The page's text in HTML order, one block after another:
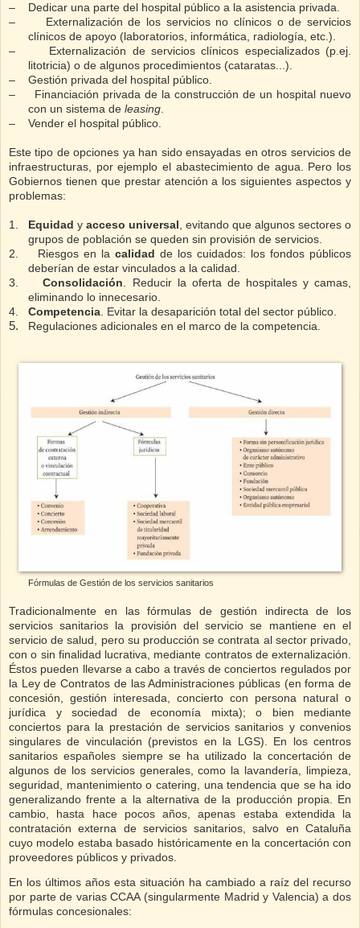
–
Dedicar una parte del hospital público a la asistencia privada.
–
Externalización de los servicios no clínicos o de servicios
clínicos de apoyo (laboratorios, informática, radiología, etc.).
–
Externalización de servicios clínicos especializados (p.ej.
litotricia) o de algunos procedimientos (cataratas...).
–
Gestión privada del hospital público.
–
Financiación privada de la construcción de un hospital nuevo
con un sistema de leasing.
–
Vender el hospital público.
Este tipo de opciones ya han sido ensayadas en otros servicios de
infraestructuras, por ejemplo el abastecimiento de agua. Pero los
Gobiernos tienen que prestar atención a los siguientes aspectos y
problemas:
1. Equidad y acceso universal, evitando que algunos sectores o
grupos de población se queden sin provisión de servicios.
2.
Riesgos en la calidad de los cuidados: los fondos públicos
deberían de estar vinculados a la calidad.
3.
Consolidación. Reducir la oferta de hospitales y camas,
eliminando lo innecesario.
4.
Competencia. Evitar la desaparición total del sector público.
5.
Regulaciones adicionales en el marco de la competencia.
Fórmulas de Gestión de los servicios sanitarios
Tradicionalmente en las fórmulas de gestión indirecta de los
servicios sanitarios la provisión del servicio se mantiene en el
servicio de salud, pero su producción se contrata al sector privado,
con o sin finalidad lucrativa, mediante contratos de externalización.
Éstos pueden llevarse a cabo a través de conciertos regulados por
la Ley de Contratos de las Administraciones públicas (en forma de
concesión, gestión interesada, concierto con persona natural o
jurídica y sociedad de economía mixta); o bien mediante
conciertos para la prestación de servicios sanitarios y convenios
singulares de vinculación (previstos en la LGS). En los centros
sanitarios españoles siempre se ha utilizado la concertación de
algunos de los servicios generales, como la lavandería, limpieza,
seguridad, mantenimiento o catering, una tendencia que se ha ido
generalizando frente a la alternativa de la producción propia. En
cambio, hasta hace pocos años, apenas estaba extendida la
contratación externa de servicios sanitarios, salvo en Cataluña
cuyo modelo estaba basado históricamente en la concertación con
proveedores públicos y privados.
En los últimos años esta situación ha cambiado a raíz del recurso
por parte de varias CCAA (singularmente Madrid y Valencia) a dos
fórmulas concesionales: